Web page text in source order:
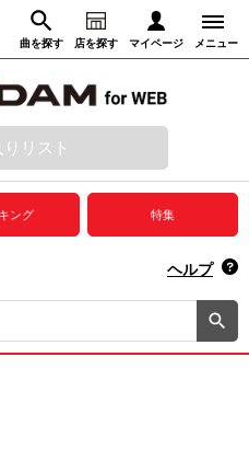
曲を探す 店を探す マイページ メニュー
録音からさがす
イン
リスト
ング 特集
ヘルプ